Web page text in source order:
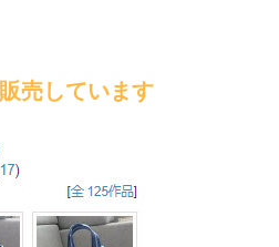
売しています